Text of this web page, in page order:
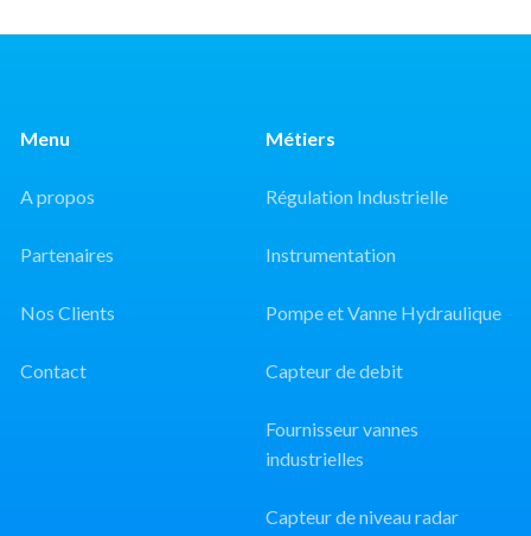
Menu
A propos
Partenaires
Nos Clients
Contact
Métiers
Régulation Industrielle
Instrumentation
Pompe et Vanne Hydraulique
Capteur de debit
Fournisseur vannes
industrielles
Capteur de niveau radar